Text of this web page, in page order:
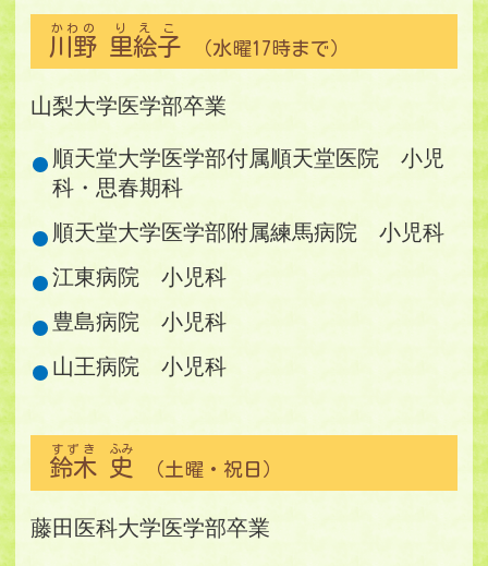
川野
かわの
里絵子
りえこ
（水曜17時まで）
山梨大学医学部卒業
順天堂大学医学部付属順天堂医院 小児
科・思春期科
順天堂大学医学部附属練馬病院 小児科
江東病院 小児科
豊島病院 小児科
山王病院 小児科
鈴木
すずき
史
ふみ
（土曜・祝日）
藤田医科大学医学部卒業